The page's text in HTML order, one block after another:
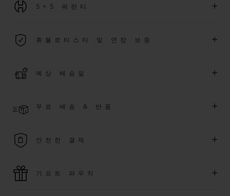
5+5 워런티 +
용됩니다.휴블로티스타 및 연장 보증 +
에 대해5 년 추가 워런티 혜택
또한 다양
더 알아보기
예상 배송일 +
다. *재고 상황에 따라 달라질 수 있습니다*.
무료 배송 & 반품 +
을 누려보세요
안전한 결제 +
모든 제품은 빠르고 안전하게 결제가 가능하며, 개인정보를 안
기프트 파우치 +